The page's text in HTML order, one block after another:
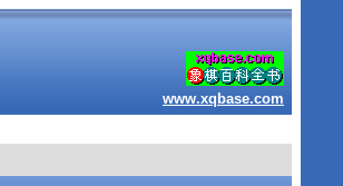
www.xqbase.com